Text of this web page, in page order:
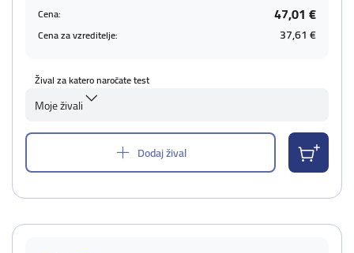
Cena: 47,01 €
Cena za vzreditelje: 37,61 €
Žival za katero naročate test
Moje živali
Dodaj žival